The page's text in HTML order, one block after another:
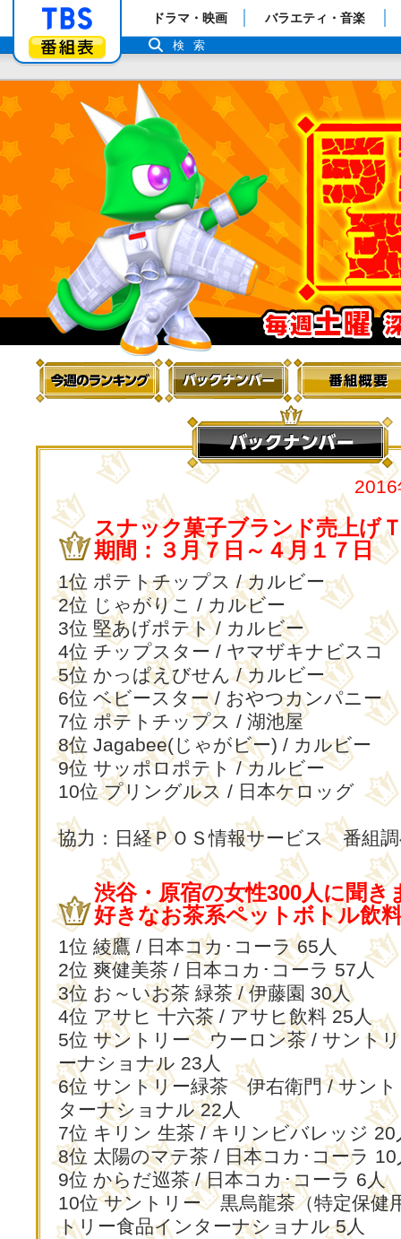
「TBSテレビ」トップページ
番組表
ドラマ・映画 バラエティ・音楽
検索
スナック菓子ブランド売上げ
期間：３月７日～４月１７日
1位 ポテトチップス / カルビー
2位 じゃがりこ / カルビー
3位 堅あげポテト / カルビー
4位 チップスター / ヤマザキナビスコ
5位 かっぱえびせん / カルビー
6位 ベビースター / おやつカンパニー
7位 ポテトチップス / 湖池屋
8位 Jagabee(じゃがビー) / カルビー
9位 サッポロポテト / カルビー
10位 プリングルス / 日本ケロッグ
協力：日経ＰＯＳ情報サービス 番組
渋谷・原宿の女性300人に聞き
好きなお茶系ペットボトル飲
1位 綾鷹 / 日本コカ･コーラ 65人
2位 爽健美茶 / 日本コカ･コーラ 57人
3位 お～いお茶 緑茶 / 伊藤園 30人
4位 アサヒ 十六茶 / アサヒ飲料 25人
5位 サントリー ウーロン茶 / サント
ーナショナル 23人
6位 サントリー緑茶 伊右衛門 / サント
ターナショナル 22人
7位 キリン 生茶 / キリンビバレッジ 20
8位 太陽のマテ茶 / 日本コカ･コーラ 10
9位 からだ巡茶 / 日本コカ･コーラ 6人
10位 サントリー 黒烏龍茶（特定保健
トリー食品インターナショナル 5人